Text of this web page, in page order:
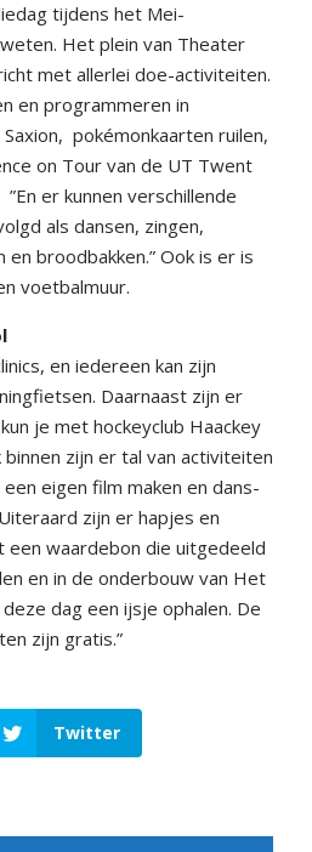
tijdens het Mei-
Het plein van Theater
met allerlei doe-activiteiten.
en programmeren in
pokémonkaarten ruilen,
on Tour van de UT Twent
”En er kunnen verschillende
als dansen, zingen,
broodbakken.” Ook is er is
voetbalmuur.
en iedereen kan zijn
Daarnaast zijn er
je met hockeyclub Haackey
binnen zijn er tal van activiteiten
eigen film maken en dans-
zijn er hapjes en
een waardebon die uitgedeeld
en in de onderbouw van Het
dag een ijsje ophalen. De
zijn gratis.”
Twitter